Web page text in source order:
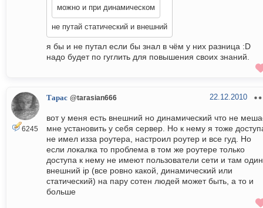
можно и при динамическом
не путай статический и внешний
я бы и не путал если бы знал в чём у них разница :D
надо будет по гуглить для повышения своих знаний.
6245
Тарас @tarasian666 22.12.2010
вот у меня есть внешний но динамический что не
мне установить у себя сервер. Но к нему я тоже
не имел изза роутера, настроил роутер и все гуд. Но
если локалка то проблема в том же роутере только
доступа к нему не имеют пользователи сети и там один
внешний ip (все ровно какой, динамический или
статический) на пару сотен людей может быть, а то и
больше